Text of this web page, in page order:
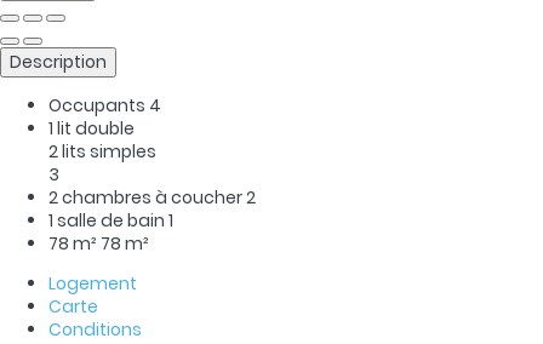
Description
Occupants 4
1 lit double
2 lits simples
3
2 chambres à coucher2
1 salle de bain 1
78 m² 78 m²
Logement
Carte
Conditions